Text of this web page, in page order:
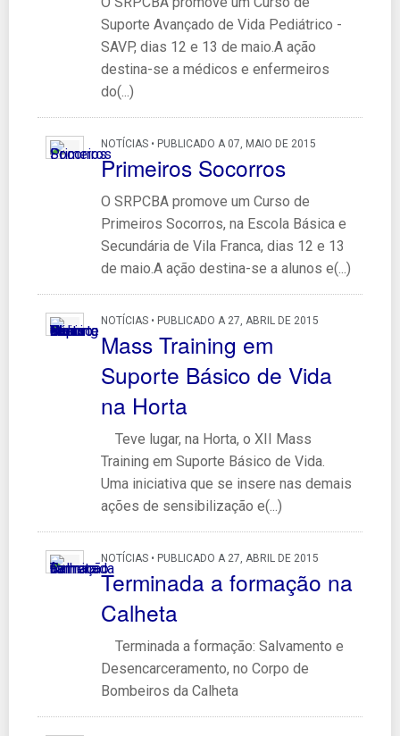
Suporte Avançado de Vida Pediátrico -
SAVP, dias 12 e 13 de maio.A ação
destina-se a médicos e enfermeiros
do(...)
NOTÍCIAS • PUBLICADO A 07, MAIO DE 2015
Primeiros Socorros
O SRPCBA promove um Curso de
Primeiros Socorros, na Escola Básica e
Secundária de Vila Franca, dias 12 e 13
de maio.A ação destina-se a alunos e(...)
NOTÍCIAS • PUBLICADO A 27, ABRIL DE 2015
Mass Training em
Suporte Básico de Vida
na Horta
Teve lugar, na Horta, o XII Mass
Training em Suporte Básico de Vida.
Uma iniciativa que se insere nas demais
ações de sensibilização e(...)
NOTÍCIAS • PUBLICADO A 27, ABRIL DE 2015
Terminada a formação na
Calheta
Terminada a formação: Salvamento e
Desencarceramento, no Corpo de
Bombeiros da Calheta